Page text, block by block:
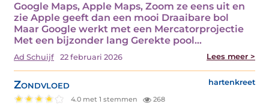
Google Maps, Apple Maps, Zoom ze eens uit en
zie Apple geeft dan een mooi Draaibare bol
Maar Google werkt met een Mercatorprojectie
Met een bijzonder lang Gerekte pool…
Ad Schuijf 22 februari 2026 Lees meer >
Zondvloed hartenkreet
4.0 met 1 stemmen 268